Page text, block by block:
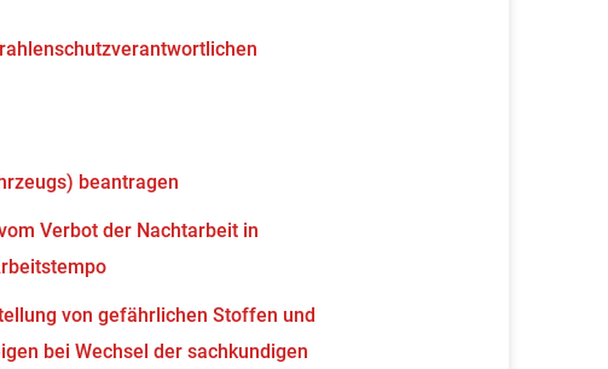
beantragen
Verbot der Nachtarbeit in
von gefährlichen Stoffen und
bei Wechsel der sachkundigen